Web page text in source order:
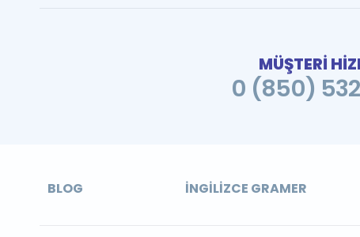
MÜŞTERİ
0 (850)
BLOG İNGILIZCE GRAMER